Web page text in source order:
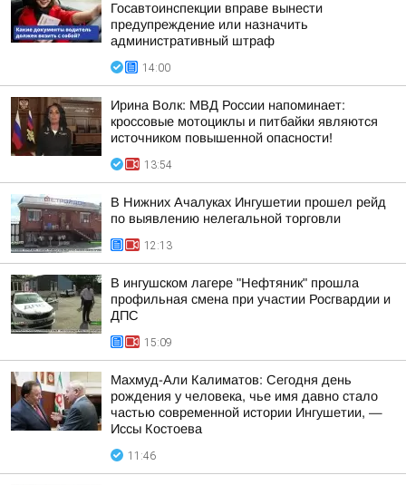
Госавтоинспекции вправе вынести
предупреждение или назначить
административный штраф
14:00
Ирина Волк: МВД России напоминает:
кроссовые мотоциклы и питбайки являются
источником повышенной опасности!
13:54
В Нижних Ачалуках Ингушетии прошел рейд
по выявлению нелегальной торговли
12:13
В ингушском лагере "Нефтяник" прошла
профильная смена при участии Росгвардии и
ДПС
15:09
Махмуд-Али Калиматов: Сегодня день
рождения у человека, чье имя давно стало
частью современной истории Ингушетии, —
Иссы Костоева
11:46